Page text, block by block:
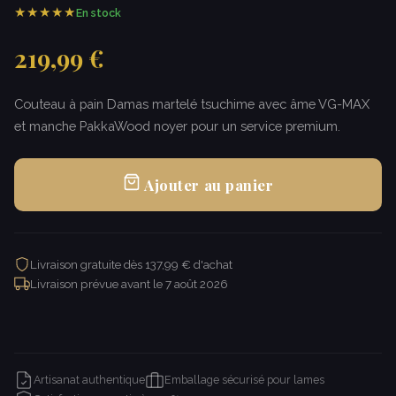
★★★★★En stock
219,99 €
Couteau à pain Damas martelé tsuchime avec âme VG-MAX
et manche PakkaWood noyer pour un service premium.
Ajouter au panier
Livraison gratuite dès 137,99 € d'achat
Livraison prévue avant le7 août 2026
Artisanat authentique
Emballage sécurisé pour lames